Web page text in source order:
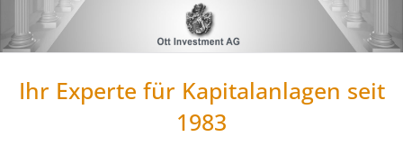
Inhalt
Ihr Experte für Kapitalanlagen seit
1983